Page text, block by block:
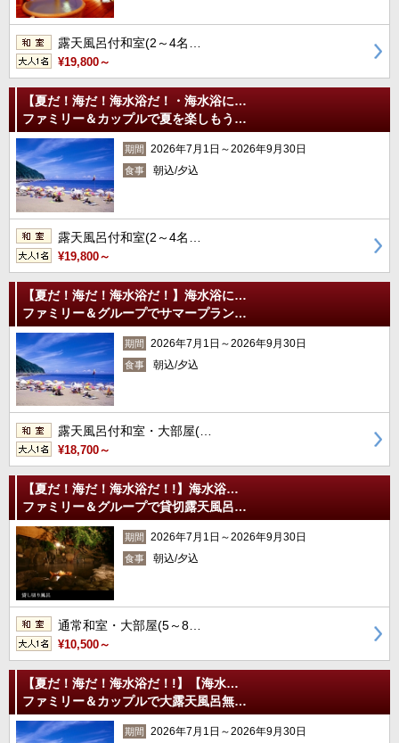
露天風呂付和室(2～4名…
¥19,800～
【夏だ！海だ！海水浴だ！・海水浴に…
ファミリー＆カップルで夏を楽しもう…
期間 2026年7月1日～2026年9月30日
食事 朝込/夕込
露天風呂付和室(2～4名…
¥19,800～
【夏だ！海だ！海水浴だ！】海水浴に…
ファミリー＆グループでサマープラン…
期間 2026年7月1日～2026年9月30日
食事 朝込/夕込
露天風呂付和室・大部屋(…
¥18,700～
【夏だ！海だ！海水浴だ！!】海水浴…
ファミリー＆グループで貸切露天風呂…
期間 2026年7月1日～2026年9月30日
食事 朝込/夕込
通常和室・大部屋(5～8…
¥10,500～
【夏だ！海だ！海水浴だ！!】【海水…
ファミリー＆カップルで大露天風呂無…
期間 2026年7月1日～2026年9月30日